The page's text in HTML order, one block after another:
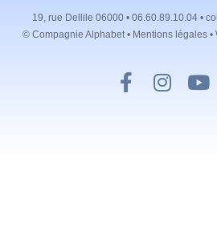
19, rue Dellile 06000 • 06.60.89.10.04 •
© Compagnie Alphabet • Mentions légales •